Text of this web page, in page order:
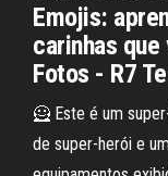
Emojis:
carinhas
Fotos - R7
🦸 Este é um
de super-herói e